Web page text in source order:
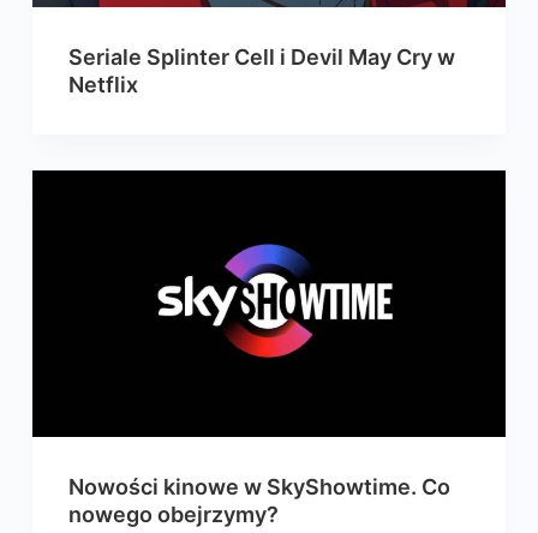
Seriale Splinter Cell i Devil May Cry w
Netflix
Nowości kinowe w SkyShowtime. Co
nowego obejrzymy?